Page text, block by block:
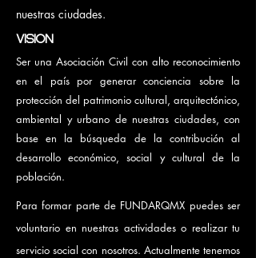
nuestras ciudades.
VISIÓN
Ser una Asociación Civil con alto reconocimiento
en el país por generar conciencia sobre la
protección del patrimonio cultural, arquitectónico,
ambiental y urbano de nuestras ciudades, con
base en la búsqueda de la contribución al
desarrollo económico, social y cultural de la
población.
Para formar parte de FUNDARQMX puedes ser
voluntario en nuestras actividades o realizar tu
servicio social con nosotros. Actualmente tenemos